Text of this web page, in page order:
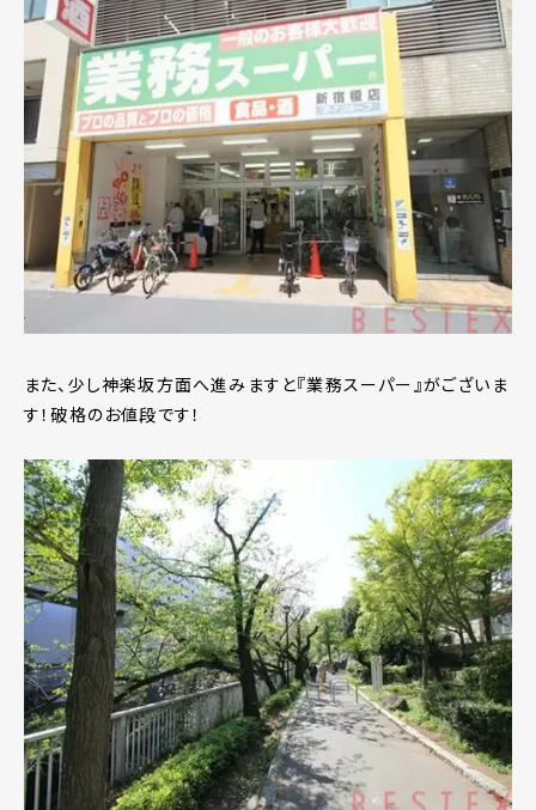
また、少し神楽坂方面へ進みますと『業務スーパー』がございま
す！破格のお値段です！